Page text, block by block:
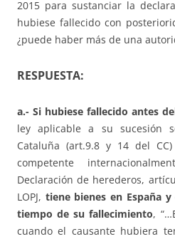
2015 para sustanciar la
hubiese fallecido con
¿puede haber más de una
RESPUESTA:
a.- Si hubiese fallecido antes
ley aplicable a su sucesión
Cataluña (art.9.8 y 14 del
competente
Declaración de herederos,
LOPJ, tiene bienes en España y
tiempo de su fallecimiento,
cuando el causante hubiera